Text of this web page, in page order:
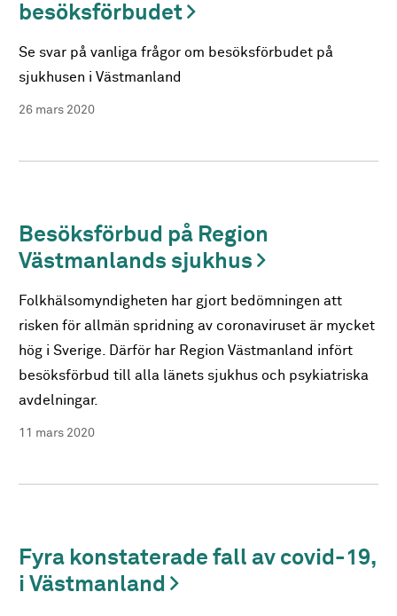
besöksförbudet
Se svar på vanliga frågor om besöksförbudet på
sjukhusen i Västmanland
26 mars 2020
Besöksförbud på Region
Västmanlands sjukhus
Folkhälsomyndigheten har gjort bedömningen att
risken för allmän spridning av coronaviruset är mycket
hög i Sverige. Därför har Region Västmanland infört
besöksförbud till alla länets sjukhus och psykiatriska
avdelningar.
11 mars 2020
Fyra konstaterade fall av covid-19,
i Västmanland